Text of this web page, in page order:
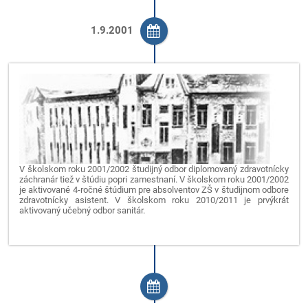
1.9.2001
V školskom roku 2001/2002 študijný odbor diplomovaný zdravotnícky
záchranár tiež v štúdiu popri zamestnaní. V školskom roku 2001/2002
je aktivované 4-ročné štúdium pre absolventov ZŠ v študijnom odbore
zdravotnícky asistent. V školskom roku 2010/2011 je prvýkrát
aktivovaný učebný odbor sanitár.